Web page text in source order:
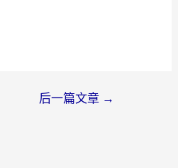
后一篇文章 →